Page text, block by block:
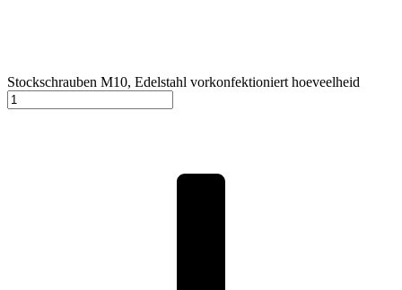
Stockschrauben M10, Edelstahl vorkonfektioniert hoeveelheid